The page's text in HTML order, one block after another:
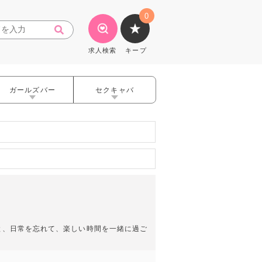
求人検索
0
キープ
ガールズバー セクキャバ
日常を忘れて、楽しい時間を一緒に過ご